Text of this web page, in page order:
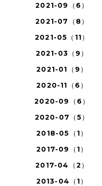
2021-09（6）
2021-07（8）
2021-05（11）
2021-03（9）
2021-01（9）
2020-11（6）
2020-09（6）
2020-07（5）
2018-05（1）
2017-09（1）
2017-04（2）
2013-04（1）